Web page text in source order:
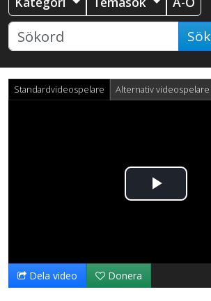
Sök
Standardvideospelare Alternativ videospelare
Spela
video
Dela video Donera